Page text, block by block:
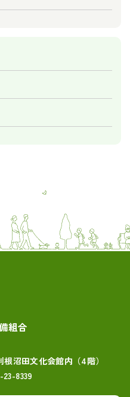
組合
沼田文化会館内（4階）
8339